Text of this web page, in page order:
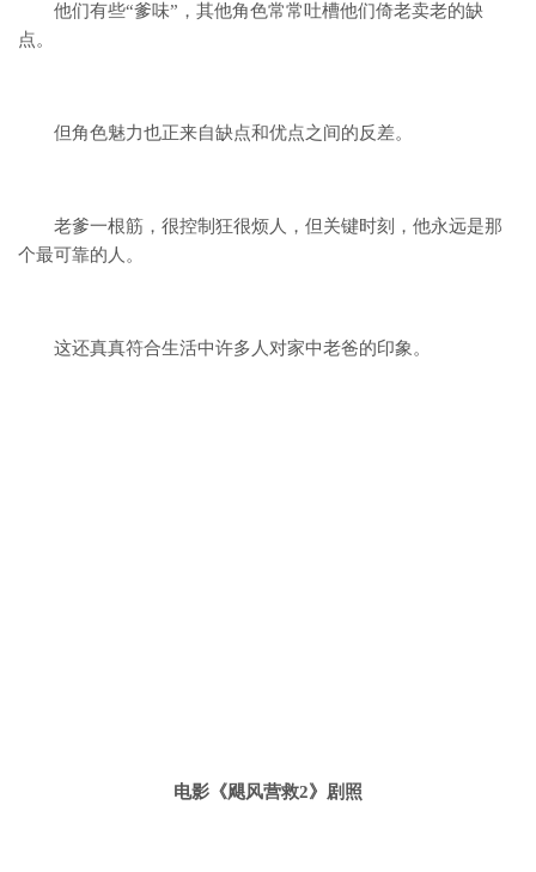
他们有些“爹味”， 其他角色常常吐槽他们倚老卖老的缺
点。
但角色魅力也正来自缺点和优点之间的反差。
老爹一根筋，很控制狂很烦人， 但关键时刻，他永远是那
个最可靠的人。
这还真真符合生活中许多人对家中老爸的印象。
电影《飓风营救2》剧照